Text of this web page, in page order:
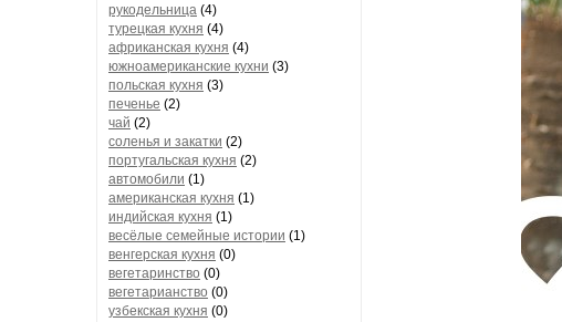
рукодельница (4)
турецкая кухня (4)
африканская кухня (4)
южноамериканские кухни (3)
польская кухня (3)
печенье (2)
чай (2)
соленья и закатки (2)
португальская кухня (2)
автомобили (1)
американская кухня (1)
индийская кухня (1)
весёлые семейные истории (1)
венгерская кухня (0)
вегетаринство (0)
вегетарианство (0)
узбекская кухня (0)